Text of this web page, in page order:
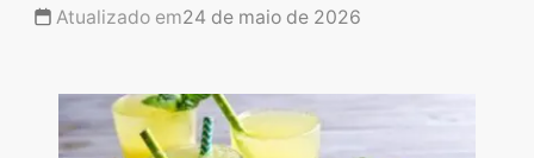
Atualizado em24 de maio de 2026